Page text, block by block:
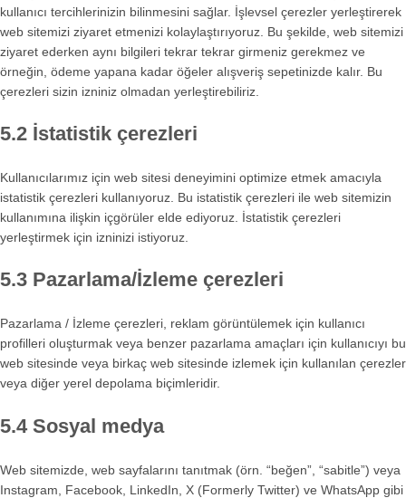
kullanıcı tercihlerinizin bilinmesini sağlar. İşlevsel çerezler yerleştirerek
web sitemizi ziyaret etmenizi kolaylaştırıyoruz. Bu şekilde, web sitemizi
ziyaret ederken aynı bilgileri tekrar tekrar girmeniz gerekmez ve
örneğin, ödeme yapana kadar öğeler alışveriş sepetinizde kalır. Bu
çerezleri sizin izniniz olmadan yerleştirebiliriz.
5.2 İstatistik çerezleri
Kullanıcılarımız için web sitesi deneyimini optimize etmek amacıyla
istatistik çerezleri kullanıyoruz. Bu istatistik çerezleri ile web sitemizin
kullanımına ilişkin içgörüler elde ediyoruz. İstatistik çerezleri
yerleştirmek için izninizi istiyoruz.
5.3 Pazarlama/İzleme çerezleri
Pazarlama / İzleme çerezleri, reklam görüntülemek için kullanıcı
profilleri oluşturmak veya benzer pazarlama amaçları için kullanıcıyı bu
web sitesinde veya birkaç web sitesinde izlemek için kullanılan çerezler
veya diğer yerel depolama biçimleridir.
5.4 Sosyal medya
Web sitemizde, web sayfalarını tanıtmak (örn. “beğen”, “sabitle”) veya
Instagram, Facebook, LinkedIn, X (Formerly Twitter) ve WhatsApp gibi